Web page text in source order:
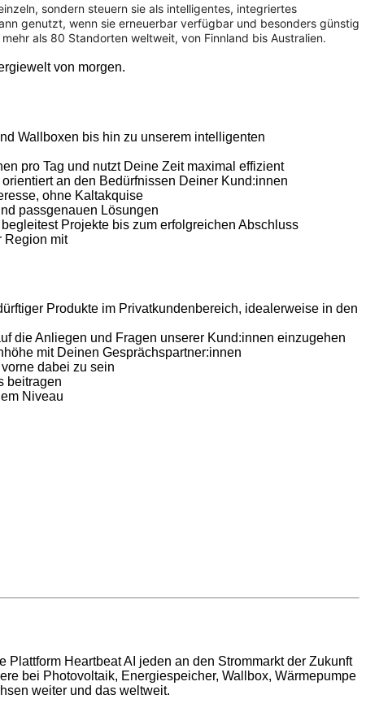
sondern steuern sie als intelligentes, integriertes
genutzt, wenn sie erneuerbar verfügbar und besonders günstig
als 80 Standorten weltweit, von Finnland bis Australien.
von morgen.
Wallboxen bis hin zu unserem intelligenten
pro Tag und nutzt Deine Zeit maximal effizient
an den Bedürfnissen Deiner Kund:innen
ohne Kaltakquise
passgenauen Lösungen
Projekte bis zum erfolgreichen Abschluss
Region mit
Produkte im Privatkundenbereich, idealerweise in den
die Anliegen und Fragen unserer Kund:innen einzugehen
mit Deinen Gesprächspartner:innen
dabei zu sein
beitragen
Niveau
Heartbeat AI jeden an den Strommarkt der Zukunft
bei Photovoltaik, Energiespeicher, Wallbox, Wärmepumpe
weiter und das weltweit.